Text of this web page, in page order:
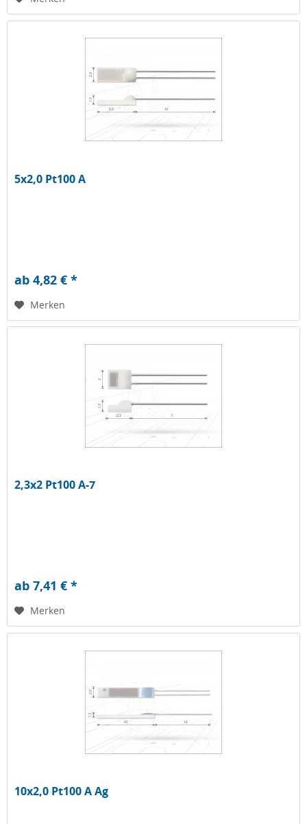
5x2,0 Pt100 A
ab 4,82 € *
Merken
2,3x2 Pt100 A-7
ab 7,41 € *
Merken
10x2,0 Pt100 A Ag